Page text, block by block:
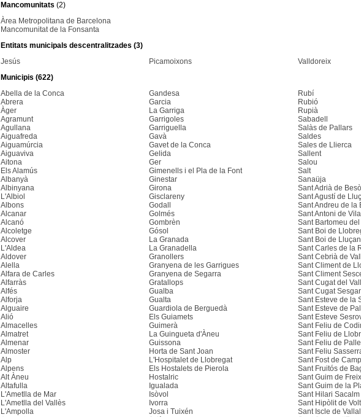
Mancomunitats (2)
Àrea Metropolitana de Barcelona
Mancomunitat de la Fonsanta
Entitats municipals descentralitzades (3)
Jesús
Picamoixons
Valldoreix
Municipis (622)
Abella de la Conca
Abrera
Àger
Agramunt
Agullana
Aiguafreda
Aiguamúrcia
Aiguaviva
Aitona
Els Alamús
Albanyà
Albinyana
L'Albiol
Albons
Alcanar
Alcanó
Alcoletge
Alcover
L'Aldea
Aldover
Alella
Alfara de Carles
Alfarràs
Alfés
Alforja
Alguaire
Alió
Almacelles
Almatret
Almenar
Almoster
Alp
Alpens
Alt Àneu
Altafulla
L'Ametlla de Mar
L'Ametlla del Vallès
L'Ampolla
Gandesa
Garcia
La Garriga
Garrigoles
Garriguella
Gavà
Gavet de la Conca
Gelida
Ger
Gimenells i el Pla de la Font
Ginestar
Girona
Gisclareny
Godall
Golmés
Gombrèn
Gósol
La Granada
La Granadella
Granollers
Granyena de les Garrigues
Granyena de Segarra
Gratallops
Gualba
Gualta
Guardiola de Berguedà
Els Guiamets
Guimerà
La Guingueta d'Àneu
Guissona
Horta de Sant Joan
L'Hospitalet de Llobregat
Els Hostalets de Pierola
Hostalric
Igualada
Isòvol
Ivorra
Josa i Tuixén
Rubí
Rubió
Rupià
Sabadell
Salàs de Pallars
Saldes
Sales de Llierca
Sallent
Salou
Salt
Sanaüja
Sant Adrià de
Sant Agustí de
Sant Andreu de la
Sant Antoni de
Sant Bartomeu del
Sant Boi de
Sant Boi de
Sant Carles de la
Sant Cebrià de
Sant Climent de
Sant Climent
Sant Cugat del
Sant Cugat
Sant Esteve de la
Sant Esteve de
Sant Esteve
Sant Feliu de
Sant Feliu de
Sant Feliu de
Sant Feliu
Sant Fost de
Sant Fruitós de
Sant Guim de
Sant Guim de la
Sant Hilari Sacalm
Sant Hipòlit de
Sant Iscle de